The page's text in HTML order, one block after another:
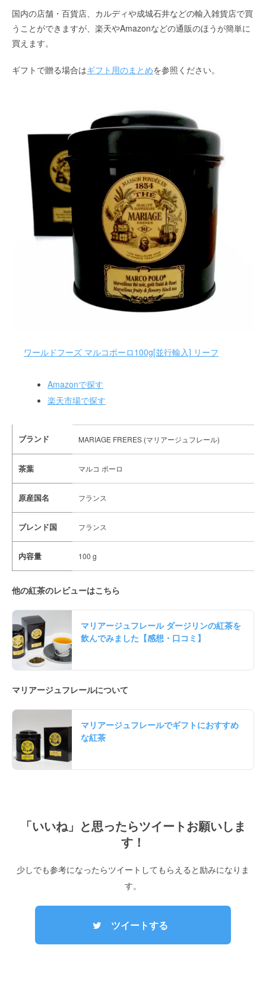
国内の店舗・百貨店、カルディや成城石井などの輸入雑貨店で買
うことができますが、楽天やAmazonなどの通販のほうが簡単に
買えます。
ギフトで贈る場合はギフト用のまとめを参照ください。
ワールドフーズ マルコポーロ100g[並行輸入] リーフ
Amazonで探す
楽天市場で探す
ブランド MARIAGE FRERES (マリアージュフレール)
茶葉 マルコ ポーロ
原産国名 フランス
ブレンド国 フランス
内容量 100 g
他の紅茶のレビューはこちら
マリアージュフレール ダージリンの紅茶を
飲んでみました【感想・口コミ】
マリアージュフレールについて
マリアージュフレールでギフトにおすすめ
な紅茶
「いいね」と思ったらツイートお願いしま
す！
少しでも参考になったらツイートしてもらえると励みになりま
す。
ツイートする